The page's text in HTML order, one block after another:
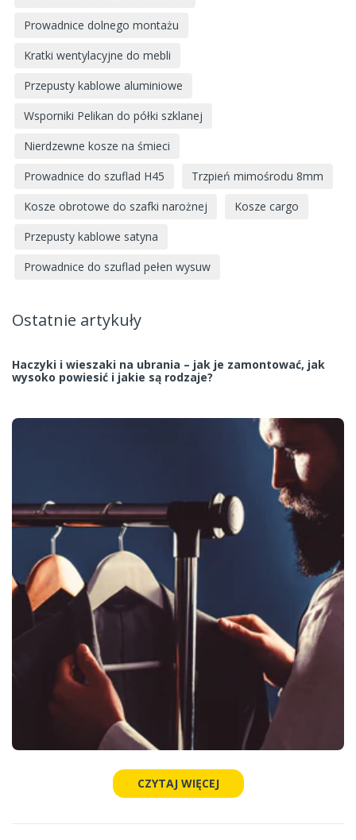
Prowadnice dolnego montażu
Kratki wentylacyjne do mebli
Przepusty kablowe aluminiowe
Wsporniki Pelikan do półki szklanej
Nierdzewne kosze na śmieci
Prowadnice do szuflad H45
Trzpień mimośrodu 8mm
Kosze obrotowe do szafki narożnej
Kosze cargo
Przepusty kablowe satyna
Prowadnice do szuflad pełen wysuw
Ostatnie artykuły
Haczyki i wieszaki na ubrania – jak je zamontować, jak
wysoko powiesić i jakie są rodzaje?
CZYTAJ WIĘCEJ